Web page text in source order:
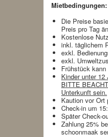
Mietbedingungen:
Die Preise
Preis pro Tag
Kostenlose
inkl. täglichem
exkl.
exkl.
Frühstück
Kinder unter
BITTE
Unterkunft sein.
Kaution vor Ort
Check-in um
Später Check-
Zahlung 25%
schoonmaak